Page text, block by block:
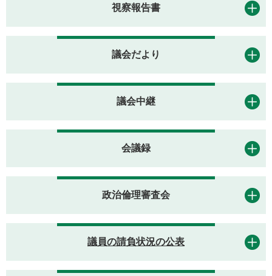
視察報告書
議会だより
議会中継
会議録
政治倫理審査会
議員の請負状況の公表